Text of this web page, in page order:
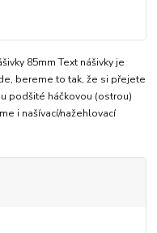
85mm Text nášivky je
bereme to tak, že si přejete
podšité háčkovou (ostrou)
i našívací/nažehlovací